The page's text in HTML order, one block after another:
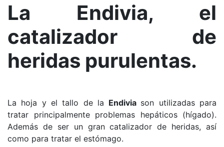
La Endivia, el
catalizador de
heridas purulentas.
La hoja y el tallo de la Endivia son utilizadas para
tratar principalmente problemas hepáticos (hígado).
Además de ser un gran catalizador de heridas, así
como para tratar el estómago.